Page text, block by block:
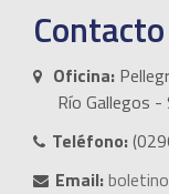
Contacto
Oficina:
Río Gallegos -
Teléfono:
Email: